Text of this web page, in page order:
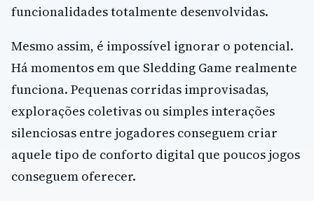
funcionalidades totalmente desenvolvidas.
Mesmo assim, é impossível ignorar o potencial.
Há momentos em que Sledding Game realmente
funciona. Pequenas corridas improvisadas,
explorações coletivas ou simples interações
silenciosas entre jogadores conseguem criar
aquele tipo de conforto digital que poucos jogos
conseguem oferecer.